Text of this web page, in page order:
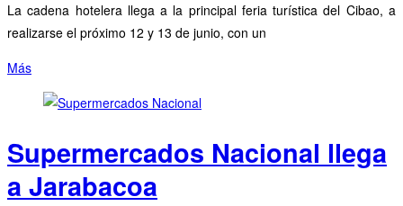
La cadena hotelera llega a la principal feria turística del Cibao, a
realizarse el próximo 12 y 13 de junio, con un
Más
Supermercados Nacional llega
a Jarabacoa